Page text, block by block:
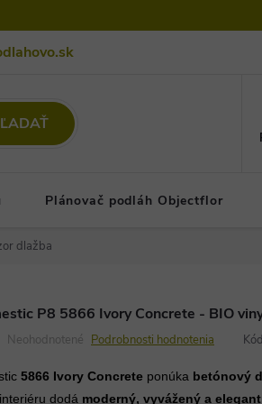
podmienky
Plánovač podláh Objectflor
dlažba
P8 5866 Ivory Concrete - BIO
Neohodnotené Podrobnosti hodnotenia
5866 Ivory Concrete ponúka betónový
interiéru dodá moderný, vyvážený a